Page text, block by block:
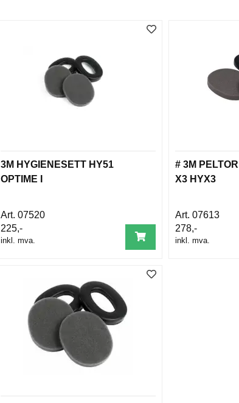
3M HYGIENESETT HY51
OPTIME I
07520
225,-
inkl. mva.
# 3M
X3 HYX3
07613
278,-
inkl. mva.